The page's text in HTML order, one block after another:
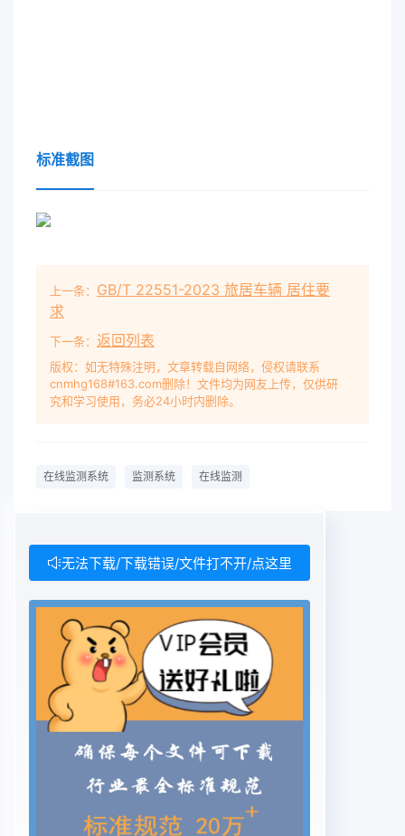
标准截图
上一条： GB/T 22551-2023 旅居车辆 居住要
求
下一条： 返回列表
版权：如无特殊注明，文章转载自网络，侵权请联系
cnmhg168#163.com删除！文件均为网友上传，仅供研
究和学习使用，务必24小时内删除。
在线监测系统 监测系统 在线监测
无法下载/下载错误/文件打不开/点这里